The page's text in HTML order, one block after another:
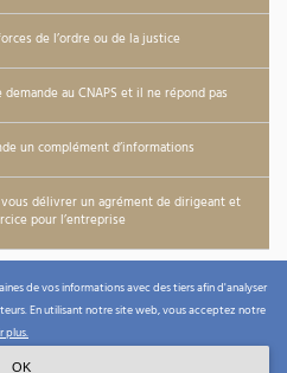
de l’ordre ou de la justice
au CNAPS et il ne répond pas
un complément d’informations
vous délivrer un agrément de dirigeant et
pour l’entreprise
de vos informations avec des tiers afin d'analyser
En utilisant notre site web, vous acceptez notre
plus.
OK